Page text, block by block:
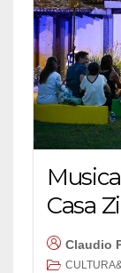
Casa
Claudio